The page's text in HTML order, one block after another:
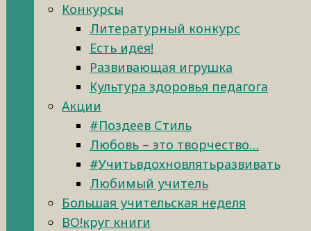
Конкурсы
Литературный конкурс
Есть идея!
Развивающая игрушка
Культура здоровья педагога
Акции
#Поздеев Стиль
Любовь – это творчество…
#Учитьвдохновлятьразвивать
Любимый учитель
Большая учительская неделя
ВО!круг книги